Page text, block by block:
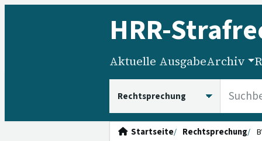
HRR-
Aktuelle AusgabeArchiv
Startseite Rechtsprechung